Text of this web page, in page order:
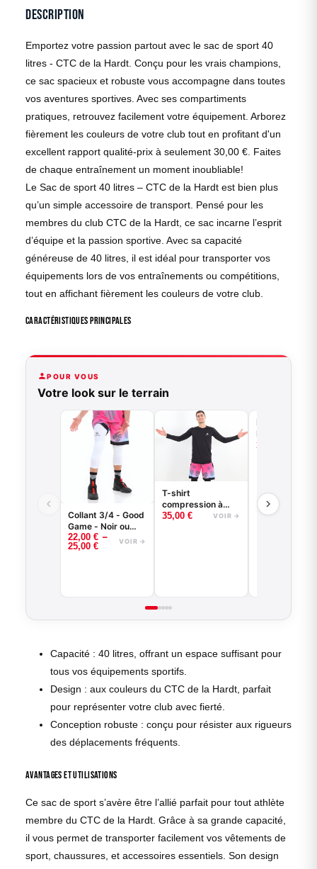
Description
Emportez votre passion partout avec le sac de sport 40
litres - CTC de la Hardt. Conçu pour les vrais champions,
ce sac spacieux et robuste vous accompagne dans toutes
vos aventures sportives. Avec ses compartiments
pratiques, retrouvez facilement votre équipement. Arborez
fièrement les couleurs de votre club tout en profitant d'un
excellent rapport qualité-prix à seulement 30,00 €. Faites
de chaque entraînement un moment inoubliable!
Le Sac de sport 40 litres – CTC de la Hardt est bien plus
qu’un simple accessoire de transport. Pensé pour les
membres du club CTC de la Hardt, ce sac incarne l’esprit
d’équipe et la passion sportive. Avec sa capacité
généreuse de 40 litres, il est idéal pour transporter vos
équipements lors de vos entraînements ou compétitions,
tout en affichant fièrement les couleurs de votre club.
Caractéristiques principales
POUR VOUS
Votre look sur le terrain
Collant 3/4 - Good
Game - Noir ou
Blanc -
BASKETBALL
22,00 € –
25,00 € VOIR →
T-shirt
compression à
manches longues
35,00 € VOIR →
Kit
Maillot
+ short
35,00
Capacité : 40 litres, offrant un espace suffisant pour
tous vos équipements sportifs.
Design : aux couleurs du CTC de la Hardt, parfait
pour représenter votre club avec fierté.
Conception robuste : conçu pour résister aux rigueurs
des déplacements fréquents.
Avantages et utilisations
Ce sac de sport s’avère être l’allié parfait pour tout athlète
membre du CTC de la Hardt. Grâce à sa grande capacité,
il vous permet de transporter facilement vos vêtements de
sport, chaussures, et accessoires essentiels. Son design